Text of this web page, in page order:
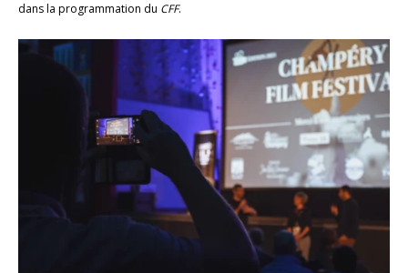
dans la programmation du CFF.